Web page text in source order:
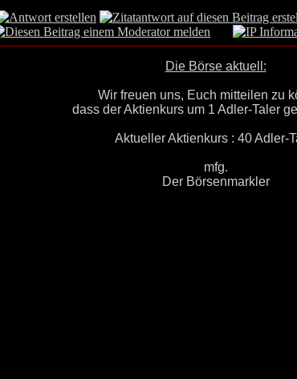
Die Börse aktuell:
Wir freuen uns, Euch mitteilen zu
dass der Aktienkurs um 1 Adler-Taler
Aktueller Aktienkurs : 40 Adler-
mfg.
Der Börsenmarkler